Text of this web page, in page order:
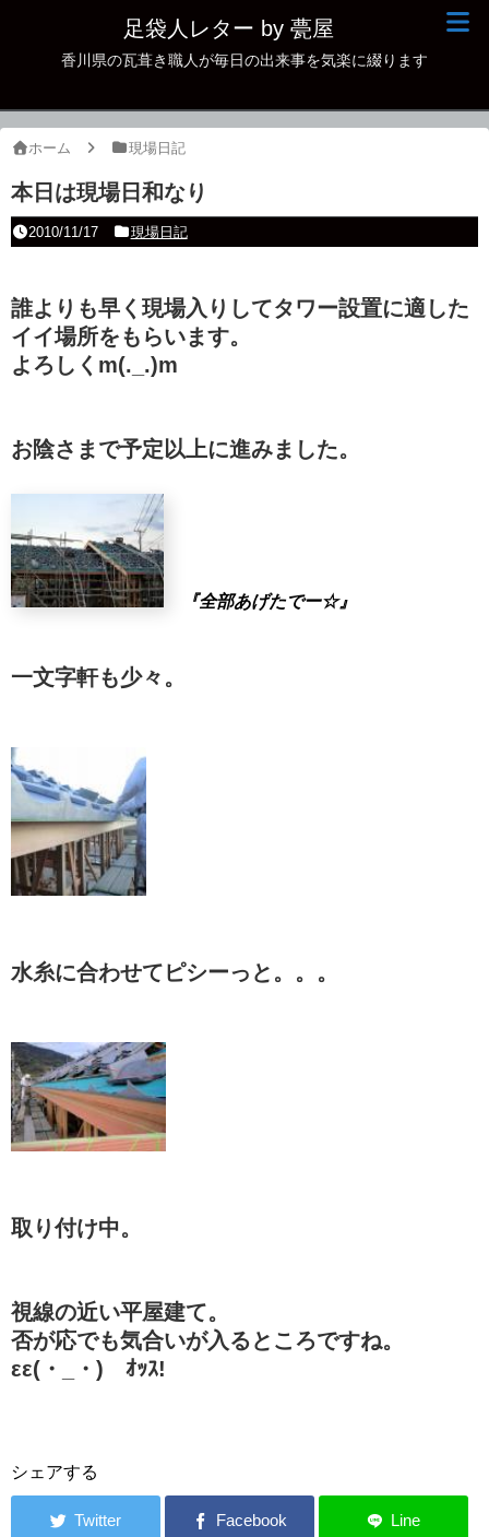
足袋人レター by 甍屋
香川県の瓦葺き職人が毎日の出来事を気楽に綴ります
ホーム 現場日記
本日は現場日和なり
2010/11/17 現場日記
誰よりも早く現場入りしてタワー設置に適した
イイ場所をもらいます。
よろしくm(._.)m
お陰さまで予定以上に進みました。
『全部あげたでー☆』
一文字軒も少々。
水糸に合わせてピシーっと。。。
取り付け中。
視線の近い平屋建て。
否が応でも気合いが入るところですね。
εε(・_・)ゞｵｯｽ!
シェアする
現場日記
古瓦
本日の一品
その他